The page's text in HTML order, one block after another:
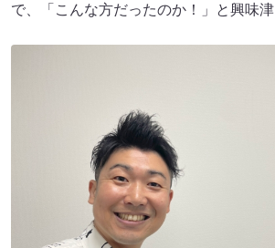
で、「こんな方だったのか！」と興味津